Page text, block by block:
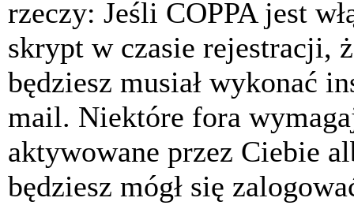
rzeczy: Jeśli COPPA jest
skrypt w czasie rejestracji,
będziesz musiał wykonać
mail. Niektóre fora
aktywowane przez Ciebie
będziesz mógł się